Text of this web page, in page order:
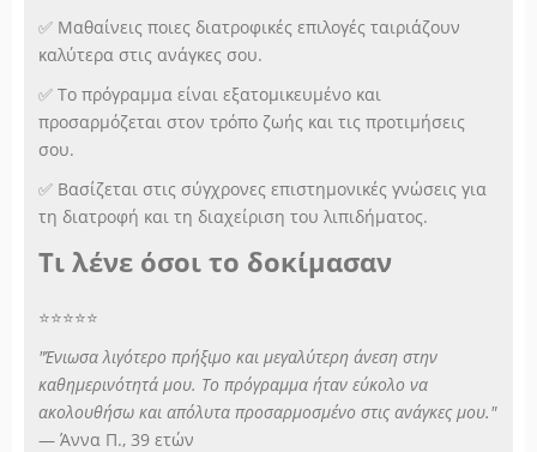
✅ Μαθαίνεις ποιες διατροφικές επιλογές ταιριάζουν
καλύτερα στις ανάγκες σου.
✅ Το πρόγραμμα είναι εξατομικευμένο και
προσαρμόζεται στον τρόπο ζωής και τις προτιμήσεις
σου.
✅ Βασίζεται στις σύγχρονες επιστημονικές γνώσεις για
τη διατροφή και τη διαχείριση του λιπιδήματος.
Τι λένε όσοι το δοκίμασαν
⭐⭐⭐⭐⭐
"Ένιωσα λιγότερο πρήξιμο και μεγαλύτερη άνεση στην
καθημερινότητά μου. Το πρόγραμμα ήταν εύκολο να
ακολουθήσω και απόλυτα προσαρμοσμένο στις ανάγκες μου."
— Άννα Π., 39 ετών